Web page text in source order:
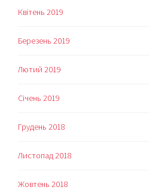
Квітень 2019
Березень 2019
Лютий 2019
Січень 2019
Грудень 2018
Листопад 2018
Жовтень 2018